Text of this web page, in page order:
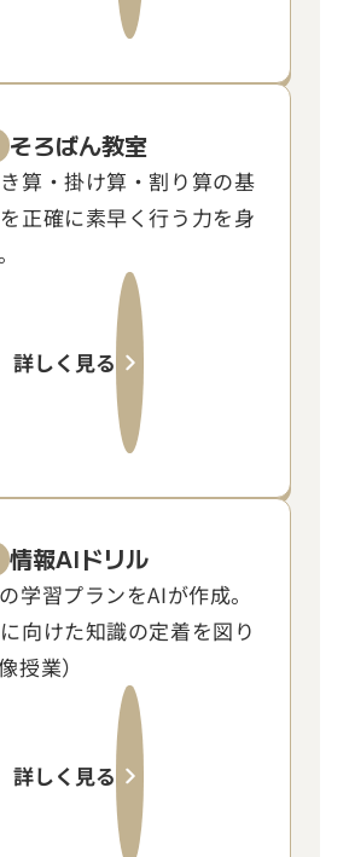
そろばん教室
算・掛け算・割り算の基
正確に素早く行う力を身
詳しく見る
情報AIドリル
学習プランをAIが作成。
向けた知識の定着を図り
授業）
詳しく見る